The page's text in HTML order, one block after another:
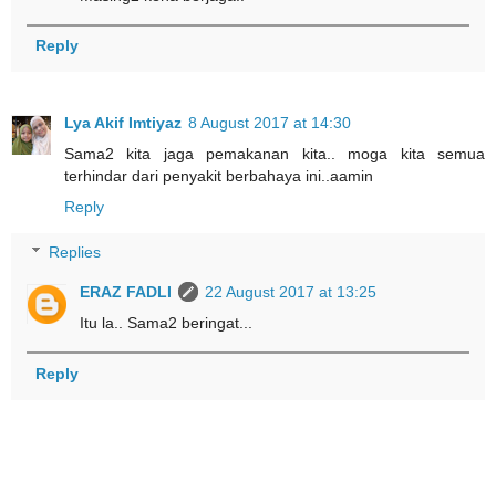
Reply
Lya Akif Imtiyaz 8 August 2017 at 14:30
Sama2 kita jaga pemakanan kita.. moga kita semua
terhindar dari penyakit berbahaya ini..aamin
Reply
Replies
ERAZ FADLI
22 August 2017 at 13:25
Itu la.. Sama2 beringat...
Reply